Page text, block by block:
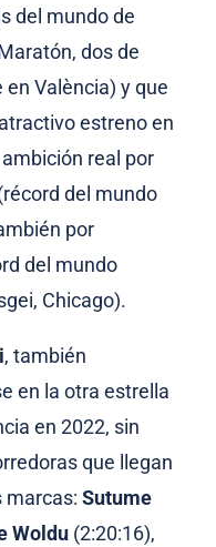
del mundo de
dos de
València) y que
estreno en
real por
del mundo
por
del mundo
Chicago).
, también
en la otra estrella
en 2022, sin
que llegan
marcas:Sutume
Woldu (2:20:16),